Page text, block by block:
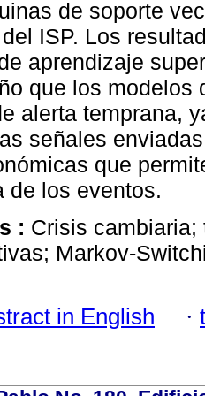
de soporte
ISP. Los
aprendizaje
que los modelos
alerta temprana,
señales
que
de los eventos.
: Crisis
in English ·